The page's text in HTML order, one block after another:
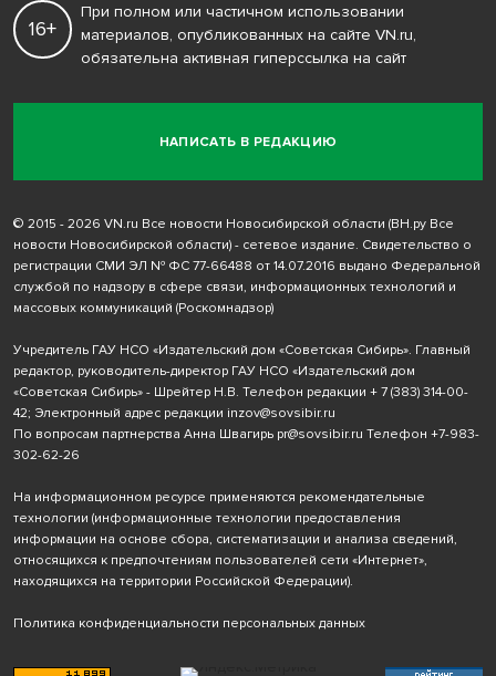
НАПИСАТЬ В РЕДАКЦИЮ
16+
При полном или частичном использовании
материалов, опубликованных на сайте VN.ru,
обязательна активная гиперссылка на сайт
© 2015 - 2026 VN.ru Все новости Новосибирской области (ВН.ру Все
новости Новосибирской области) - сетевое издание. Свидетельство о
регистрации СМИ ЭЛ № ФС 77-66488 от 14.07.2016 выдано Федеральной
службой по надзору в сфере связи, информационных технологий и
массовых коммуникаций (Роскомнадзор)
Учредитель ГАУ НСО «Издательский дом «Советская Сибирь». Главный
редактор, руководитель-директор ГАУ НСО «Издательский дом
«Советская Сибирь» - Шрейтер Н.В. Телефон редакции + 7 (383) 314-00-
42; Электронный адрес редакции inzov@sovsibir.ru
По вопросам партнерства Анна Швагирь pr@sovsibir.ru Телефон +7-983-
302-62-26
На информационном ресурсе применяются рекомендательные
технологии (информационные технологии предоставления
информации на основе сбора, систематизации и анализа сведений,
относящихся к предпочтениям пользователей сети «Интернет»,
находящихся на территории Российской Федерации).
Политика конфиденциальности персональных данных